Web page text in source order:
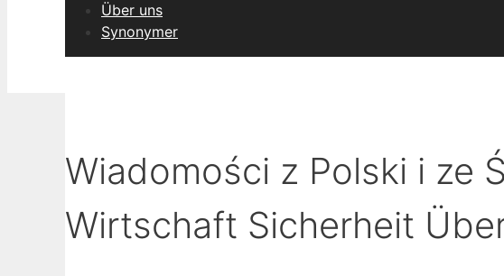
Über uns
Synonymer
Wiadomości z Polski i ze
Wirtschaft Sicherheit